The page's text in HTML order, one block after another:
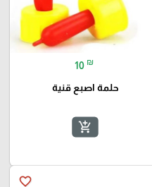
10 ₪
حلمة اصبع قنية
add_shopping_cart
favorite_border